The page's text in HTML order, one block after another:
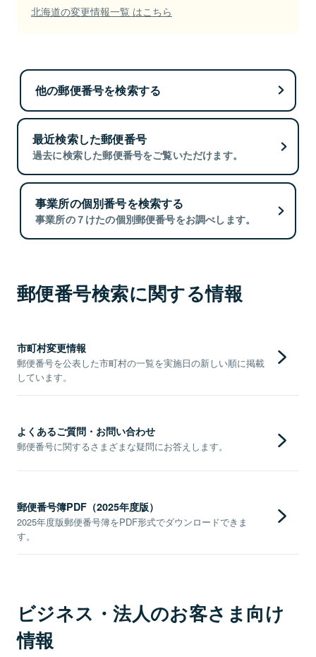
北海道の変更情報一覧 はこちら
他の郵便番号を検索する
最近検索した郵便番号
過去に検索した郵便番号をご覧いただけます。
事業所の個別番号を検索する
事業所の７けたの個別郵便番号をお調べします。
郵便番号検索に関する情報
市町村変更情報
郵便番号を公表した市町村の一覧を実施日の新しい順に掲載
しています。
よくあるご質問・お問い合わせ
郵便番号に関するさまざまな疑問にお答えします。
郵便番号簿PDF（2025年度版）
2025年度版郵便番号簿をPDF形式でダウンロードできま
す。
ビジネス・法人のお客さま向け
情報